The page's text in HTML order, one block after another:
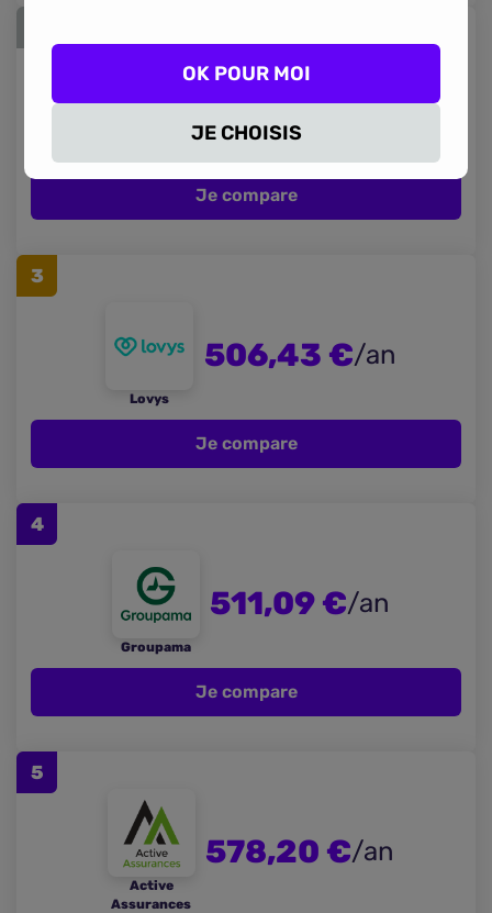
489,72 €/an
Je compare
3
Lovys
506,43 €/an
Je compare
4
Groupama
511,09 €/an
Je compare
5
Active
Assurances
578,20 €/an
JE CHOISIS
OK POUR MOI